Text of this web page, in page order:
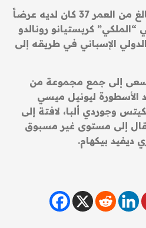
وأشارت إلى أن اللاعب البالغ من العمر 37 كان لديه عرضاً
كريستيانو رونالدو
الإسباني في طريقه إلى
إلى جمع مجموعة من
الأسطورة ليونيل ميسي
وجوردي ألبا، لافتة إلى
إلى مستوى غير مسبوق
ديفيد بيكهام.